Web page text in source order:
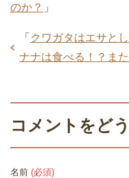
のか？ 」
「 クワガタはエサと
ナナは食べる！？ま
コメントをど
名前 (必須)